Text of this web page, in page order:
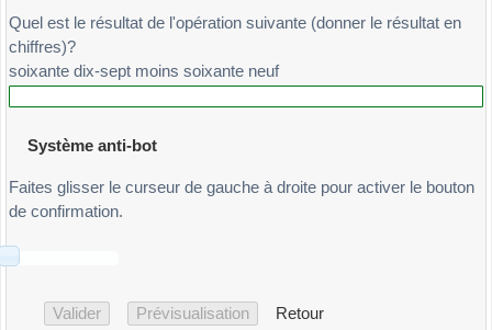
Quel est le résultat de l'opération suivante (donner le résultat en
chiffres)?
soixante dix-sept moins soixante neuf
Système anti-bot
Faites glisser le curseur de gauche à droite pour activer le bouton
de confirmation.
Retour